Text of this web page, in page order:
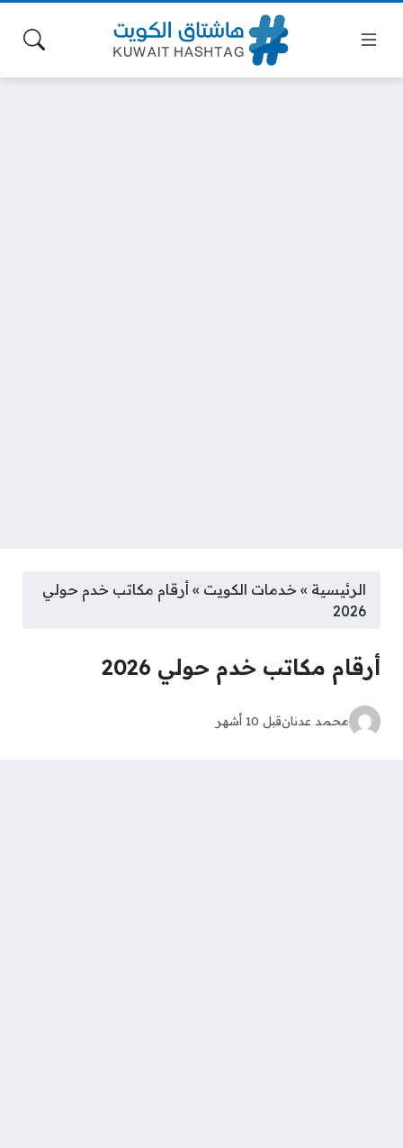
الرئيسية » خدمات الكويت » أرقام مكاتب خدم حولي
2026
أرقام مكاتب خدم حولي 2026
محمد عدنانقبل 10 أشهر